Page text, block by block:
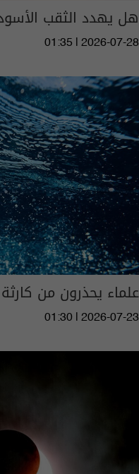
هل يهدد الثقب
01:35 | 2026-07-28
علماء يحذرون من
01:30 | 2026-07-23